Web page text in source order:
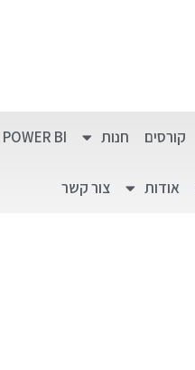
קורסים חנות POWER BI
אודות צור קשר